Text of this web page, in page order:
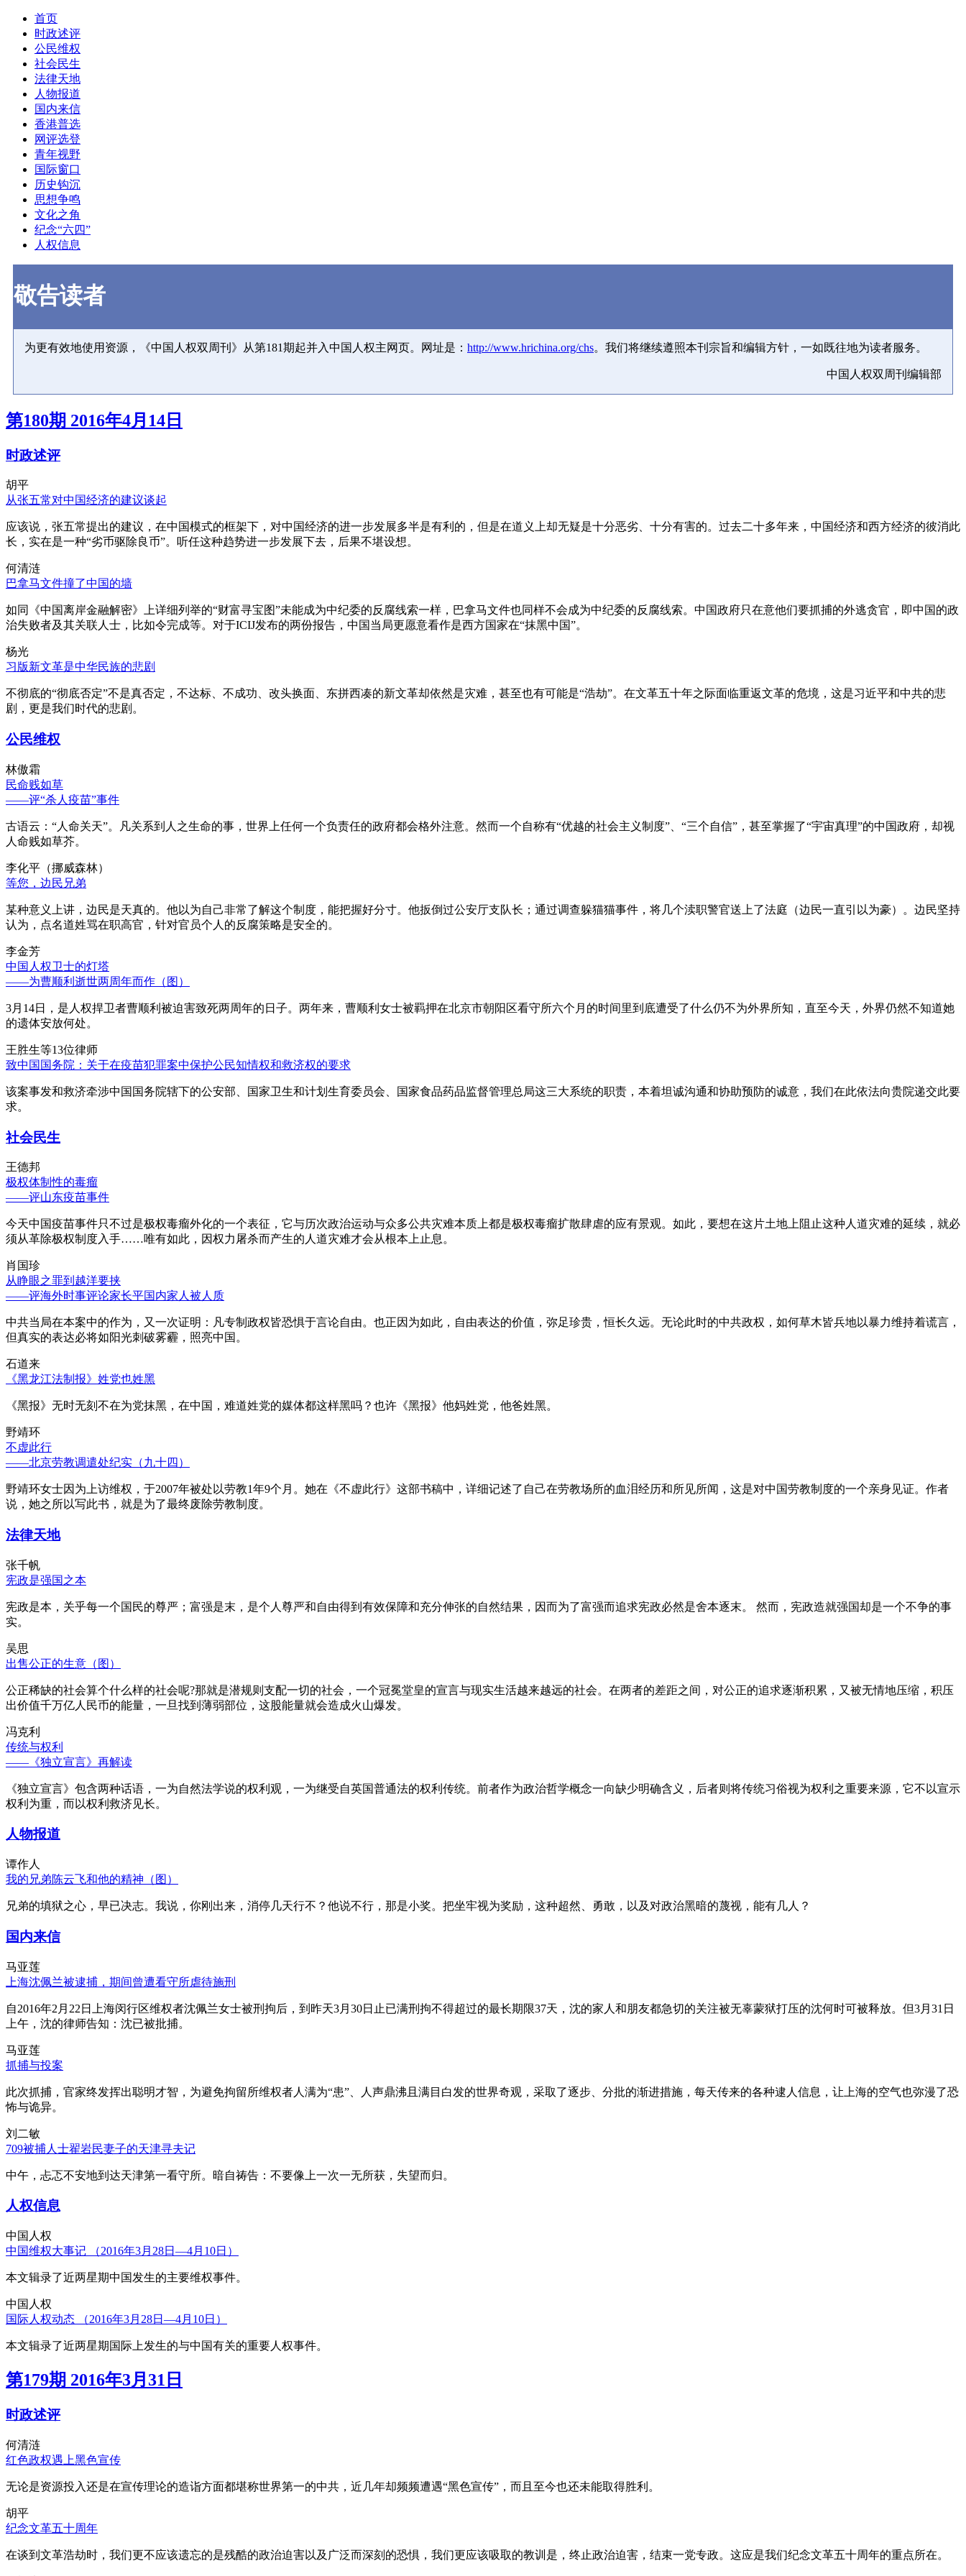
首页
时政述评
公民维权
社会民生
法律天地
人物报道
国内来信
香港普选
网评选登
青年视野
国际窗口
历史钩沉
思想争鸣
文化之角
纪念“六四”
人权信息
敬告读者
为更有效地使用资源，《中国人权双周刊》从第181期起并入中国人权主网页。网址是： http://www.hrichina.org/chs。我们将继续遵照本刊宗旨和编辑方针，一如既往地为读者服务。
中国人权双周刊编辑部
第180期 2016年4月14日
时政述评
胡平
从张五常对中国经济的建议谈起
应该说，张五常提出的建议，在中国模式的框架下，对中国经济的进一步发展多半是有利的，但是在道义上却无疑是十分恶劣、十分有害的。过去二十多年来，中国经济和西方经济的彼消此
长，实在是一种“劣币驱除良币”。听任这种趋势进一步发展下去，后果不堪设想。
何清涟
巴拿马文件撞了中国的墙
如同《中国离岸金融解密》上详细列举的“财富寻宝图”未能成为中纪委的反腐线索一样，巴拿马文件也同样不会成为中纪委的反腐线索。中国政府只在意他们要抓捕的外逃贪官，即中国的政
治失败者及其关联人士，比如令完成等。对于ICIJ发布的两份报告，中国当局更愿意看作是西方国家在“抹黑中国”。
杨光
习版新文革是中华民族的悲剧
不彻底的“彻底否定”不是真否定，不达标、不成功、改头换面、东拼西凑的新文革却依然是灾难，甚至也有可能是“浩劫”。在文革五十年之际面临重返文革的危境，这是习近平和中共的悲
剧，更是我们时代的悲剧。
公民维权
林傲霜
民命贱如草
——评“杀人疫苗”事件
古语云：“人命关天”。凡关系到人之生命的事，世界上任何一个负责任的政府都会格外注意。然而一个自称有“优越的社会主义制度”、“三个自信”，甚至掌握了“宇宙真理”的中国政府，却视
人命贱如草芥。
李化平（挪威森林）
等您，边民兄弟
某种意义上讲，边民是天真的。他以为自己非常了解这个制度，能把握好分寸。他扳倒过公安厅支队长；通过调查躲猫猫事件，将几个渎职警官送上了法庭（边民一直引以为豪）。边民坚持
认为，点名道姓骂在职高官，针对官员个人的反腐策略是安全的。
李金芳
中国人权卫士的灯塔
——为曹顺利逝世两周年而作（图）
3月14日，是人权捍卫者曹顺利被迫害致死两周年的日子。两年来，曹顺利女士被羁押在北京市朝阳区看守所六个月的时间里到底遭受了什么仍不为外界所知，直至今天，外界仍然不知道她
的遗体安放何处。
王胜生等13位律师
致中国国务院：关于在疫苗犯罪案中保护公民知情权和救济权的要求
该案事发和救济牵涉中国国务院辖下的公安部、国家卫生和计划生育委员会、国家食品药品监督管理总局这三大系统的职责，本着坦诚沟通和协助预防的诚意，我们在此依法向贵院递交此要
求。
社会民生
王德邦
极权体制性的毒瘤
——评山东疫苗事件
今天中国疫苗事件只不过是极权毒瘤外化的一个表征，它与历次政治运动与众多公共灾难本质上都是极权毒瘤扩散肆虐的应有景观。如此，要想在这片土地上阻止这种人道灾难的延续，就必
须从革除极权制度入手……唯有如此，因权力屠杀而产生的人道灾难才会从根本上止息。
肖国珍
从睁眼之罪到越洋要挟
——评海外时事评论家长平国内家人被人质
中共当局在本案中的作为，又一次证明：凡专制政权皆恐惧于言论自由。也正因为如此，自由表达的价值，弥足珍贵，恒长久远。无论此时的中共政权，如何草木皆兵地以暴力维持着谎言，
但真实的表达必将如阳光刺破雾霾，照亮中国。
石道来
《黑龙江法制报》姓党也姓黑
《黑报》无时无刻不在为党抹黑，在中国，难道姓党的媒体都这样黑吗？也许《黑报》他妈姓党，他爸姓黑。
野靖环
不虚此行
——北京劳教调遣处纪实（九十四）
野靖环女士因为上访维权，于2007年被处以劳教1年9个月。她在《不虚此行》这部书稿中，详细记述了自己在劳教场所的血泪经历和所见所闻，这是对中国劳教制度的一个亲身见证。作者
说，她之所以写此书，就是为了最终废除劳教制度。
法律天地
张千帆
宪政是强国之本
宪政是本，关乎每一个国民的尊严；富强是末，是个人尊严和自由得到有效保障和充分伸张的自然结果，因而为了富强而追求宪政必然是舍本逐末。 然而，宪政造就强国却是一个不争的事
实。
吴思
出售公正的生意（图）
公正稀缺的社会算个什么样的社会呢?那就是潜规则支配一切的社会，一个冠冕堂皇的宣言与现实生活越来越远的社会。在两者的差距之间，对公正的追求逐渐积累，又被无情地压缩，积压
出价值千万亿人民币的能量，一旦找到薄弱部位，这股能量就会造成火山爆发。
冯克利
传统与权利
——《独立宣言》再解读
《独立宣言》包含两种话语，一为自然法学说的权利观，一为继受自英国普通法的权利传统。前者作为政治哲学概念一向缺少明确含义，后者则将传统习俗视为权利之重要来源，它不以宣示
权利为重，而以权利救济见长。
人物报道
谭作人
我的兄弟陈云飞和他的精神（图）
兄弟的填狱之心，早已决志。我说，你刚出来，消停几天行不？他说不行，那是小奖。把坐牢视为奖励，这种超然、勇敢，以及对政治黑暗的蔑视，能有几人？
国内来信
马亚莲
上海沈佩兰被逮捕，期间曾遭看守所虐待施刑
自2016年2月22日上海闵行区维权者沈佩兰女士被刑拘后，到昨天3月30日止已满刑拘不得超过的最长期限37天，沈的家人和朋友都急切的关注被无辜蒙狱打压的沈何时可被释放。但3月31日
上午，沈的律师告知：沈已被批捕。
马亚莲
抓捕与投案
此次抓捕，官家终发挥出聪明才智，为避免拘留所维权者人满为“患”、人声鼎沸且满目白发的世界奇观，采取了逐步、分批的渐进措施，每天传来的各种逮人信息，让上海的空气也弥漫了恐
怖与诡异。
刘二敏
709被捕人士翟岩民妻子的天津寻夫记
中午，忐忑不安地到达天津第一看守所。暗自祷告：不要像上一次一无所获，失望而归。
人权信息
中国人权
中国维权大事记 （2016年3月28日—4月10日）
本文辑录了近两星期中国发生的主要维权事件。
中国人权
国际人权动态 （2016年3月28日—4月10日）
本文辑录了近两星期国际上发生的与中国有关的重要人权事件。
第179期 2016年3月31日
时政述评
何清涟
红色政权遇上黑色宣传
无论是资源投入还是在宣传理论的造诣方面都堪称世界第一的中共，近几年却频频遭遇“黑色宣传”，而且至今也还未能取得胜利。
胡平
纪念文革五十周年
在谈到文革浩劫时，我们更不应该遗忘的是残酷的政治迫害以及广泛而深刻的恐惧，我们更应该吸取的教训是，终止政治迫害，结束一党专政。这应是我们纪念文革五十周年的重点所在。